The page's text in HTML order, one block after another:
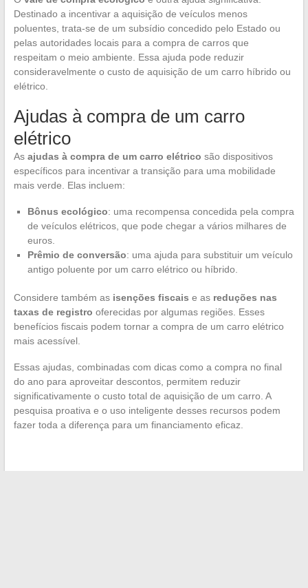
Destinado a incentivar a aquisição de veículos menos
poluentes, trata-se de um subsídio concedido pelo Estado ou
pelas autoridades locais para a compra de carros que
respeitam o meio ambiente. Essa ajuda pode reduzir
consideravelmente o custo de aquisição de um carro híbrido ou
elétrico.
Ajudas à compra de um carro
elétrico
As ajudas à compra de um carro elétrico são dispositivos
específicos para incentivar a transição para uma mobilidade
mais verde. Elas incluem:
Bônus ecológico: uma recompensa concedida pela compra
de veículos elétricos, que pode chegar a vários milhares de
euros.
Prêmio de conversão: uma ajuda para substituir um veículo
antigo poluente por um carro elétrico ou híbrido.
Considere também as isenções fiscais e as reduções nas
taxas de registro oferecidas por algumas regiões. Esses
benefícios fiscais podem tornar a compra de um carro elétrico
mais acessível.
Essas ajudas, combinadas com dicas como a compra no final
do ano para aproveitar descontos, permitem reduzir
significativamente o custo total de aquisição de um carro. A
pesquisa proativa e o uso inteligente desses recursos podem
fazer toda a diferença para um financiamento eficaz.